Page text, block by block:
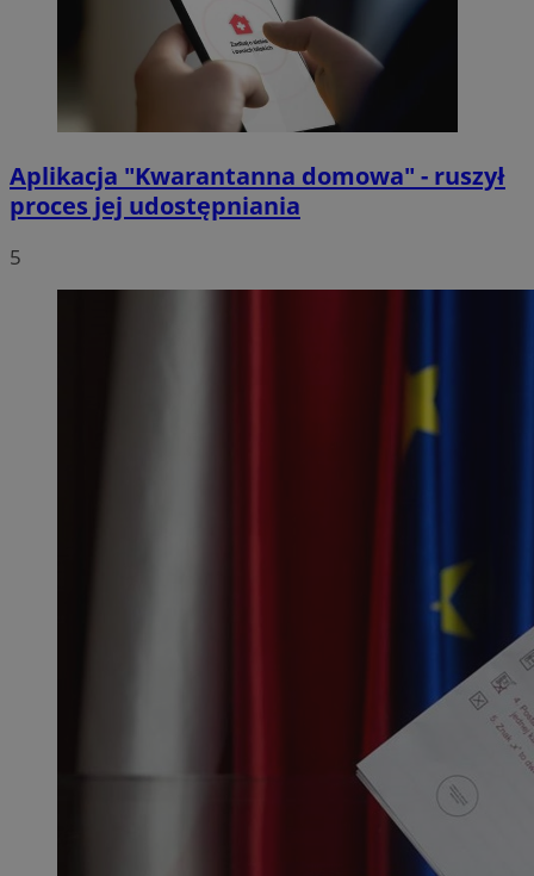
Aplikacja "Kwarantanna domowa" - ruszył
proces jej udostępniania
5